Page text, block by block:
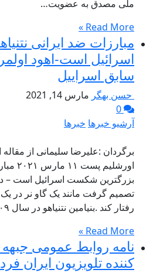
ملی مصدق به عضویت…
Read More »
مبارزات ضد ایرانی
اسرائیل است-اهود
سابق اسراییل
حسن بهگر مارس 14, 2021
آرشیو خبرها خبرها
برگردان :علیرضا سلیمانی از
بزرگترین شکست اسرائیل است –
تصمیم گرفت مانند یک گاو نر در
رفتار کند .بنیامین نتنیاهو در سال ۲۰۰۹ ، درست پس…
Read More »
نامه روابط عمومی جبهه
کننده تلویزیون ایران